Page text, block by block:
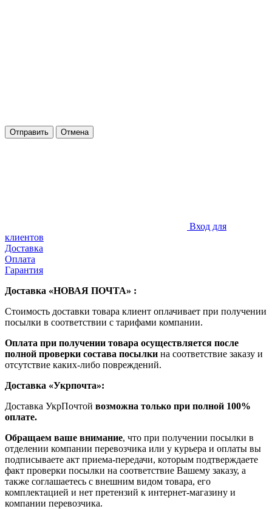
Отправить Отмена
Вход для
клиентов
Доставка
Оплата
Гарантия
Доставка «НОВАЯ ПОЧТА» :
Стоимость доставки товара клиент оплачивает при получении
посылки в соответствии с тарифами компании.
Оплата при получении товара осуществляется после
полной проверки состава посылки на соответствие заказу и
отсутствие каких-либо повреждений.
Доставка «Укрпочта»:
Доставка УкрПочтой возможна только при полной 100%
оплате.
Обращаем ваше внимание, что при получении посылки в
отделении компании перевозчика или у курьера и оплаты вы
подписываете акт приема-передачи, которым подтверждаете
факт проверки посылки на соответствие Вашему заказу, а
также соглашаетесь с внешним видом товара, его
комплектацией и нет претензий к интернет-магазину и
компании перевозчика.